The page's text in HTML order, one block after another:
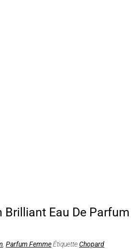
Brilliant Eau De
Parfum FemmeÉtiquetteChopard